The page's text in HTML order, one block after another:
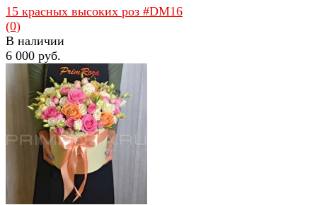
избранное сравнить
избранное сравнить
15 красных высоких роз #DM16
(0)
В наличии
6 000 руб.